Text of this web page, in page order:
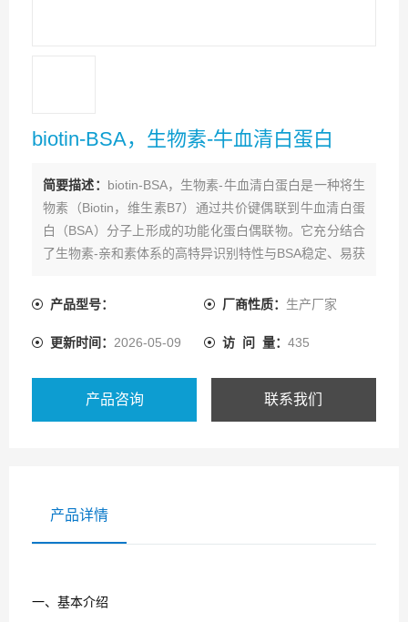
biotin-BSA，生物素-牛血清白蛋白
简要描述： biotin-BSA，生物素-牛血清白蛋白是一种将生
物素（Biotin，维生素B7）通过共价键偶联到牛血清白蛋
白（BSA）分子上形成的功能化蛋白偶联物。它充分结合
了生物素-亲和素体系的高特异识别特性与BSA稳定、易获
产品型号：
厂商性质： 生产厂家
更新时间： 2026-05-09 访 问 量： 435
产品咨询 联系我们
产品详情
一、基本介绍